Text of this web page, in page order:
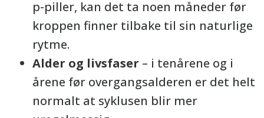
p-piller, kan det ta noen måneder før
kroppen finner tilbake til sin naturlige
rytme.
Alder og livsfaser – i tenårene og i
årene før overgangsalderen er det helt
normalt at syklusen blir mer